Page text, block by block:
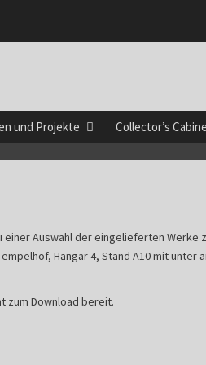
und Projekte Collector’s
einer Auswahl der eingelieferten Werke
Hangar 4, Stand A10 mit unter
zum Download bereit.